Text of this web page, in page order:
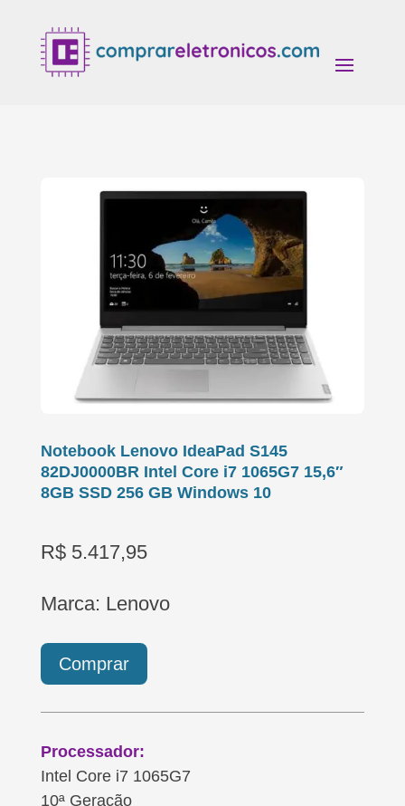
Notebook Lenovo IdeaPad S145
82DJ0000BR Intel Core i7 1065G7 15,6″
8GB SSD 256 GB Windows 10
R$ 5.417,95
Marca: Lenovo
Comprar
Processador:
Intel Core i7 1065G7
10ª Geração